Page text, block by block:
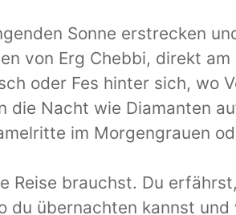
Sonne erstrecken
von Erg Chebbi, direkt am
oder Fes hinter sich, wo
die Nacht wie Diamanten
im Morgengrauen
Reise brauchst. Du
du übernachten kannst und